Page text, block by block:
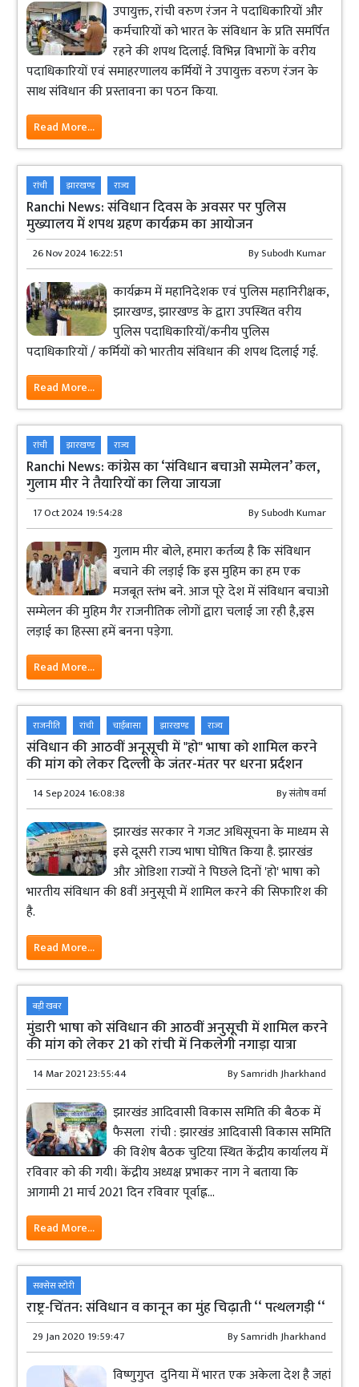
उपायुक्त, रांची वरुण रंजन ने पदाधिकारियों और
कर्मचारियों को भारत के संविधान के प्रति समर्पित
रहने की शपथ दिलाई. विभिन्न विभागों के वरीय
पदाधिकारियों एवं समाहरणालय कर्मियों ने उपायुक्त वरुण रंजन के
साथ संविधान की प्रस्तावना का पठन किया.
Read More...
रांची झारखण्ड राज्य
Ranchi News: संविधान दिवस के अवसर पर पुलिस
मुख्यालय में शपथ ग्रहण कार्यक्रम का आयोजन
26 Nov 2024 16:22:51 BySubodh Kumar
कार्यक्रम में महानिदेशक एवं पुलिस महानिरीक्षक,
झारखण्ड, झारखण्ड के द्वारा उपस्थित वरीय
पुलिस पदाधिकारियों/कनीय पुलिस
पदाधिकारियों / कर्मियों को भारतीय संविधान की शपथ दिलाई गई.
Read More...
रांची झारखण्ड राज्य
Ranchi News: कांग्रेस का ‘संविधान बचाओ सम्मेलन’ कल,
गुलाम मीर ने तैयारियों का लिया जायजा
17 Oct 2024 19:54:28 BySubodh Kumar
गुलाम मीर बोले, हमारा कर्तव्य है कि संविधान
बचाने की लड़ाई कि इस मुहिम का हम एक
मजबूत स्तंभ बने. आज पूरे देश में संविधान बचाओ
सम्मेलन की मुहिम गैर राजनीतिक लोगों द्वारा चलाई जा रही है,इस
लड़ाई का हिस्सा हमें बनना पड़ेगा.
Read More...
राजनीति रांची चाईबासा झारखण्ड राज्य
संविधान की आठवीं अनूसूची में "हो" भाषा को शामिल करने
की मांग को लेकर दिल्ली के जंतर-मंतर पर धरना प्रर्दशन
14 Sep 2024 16:08:38 Byसंतोष वर्मा
झारखंड सरकार ने गजट अधिसूचना के माध्यम से
इसे दूसरी राज्य भाषा घोषित किया है. झारखंड
और ओडिशा राज्यों ने पिछले दिनों 'हो' भाषा को
भारतीय संविधान की 8वीं अनुसूची में शामिल करने की सिफारिश की
है.
Read More...
बड़ी खबर
मुंडारी भाषा को संविधान की आठवीं अनुसूची में शामिल करने
की मांग को लेकर 21 को रांची में निकलेगी नगाड़ा यात्रा
14 Mar 2021 23:55:44 BySamridh Jharkhand
झारखंड आदिवासी विकास समिति की बैठक में
फैसला रांची : झारखंड आदिवासी विकास समिति
की विशेष बैठक चुटिया स्थित केंद्रीय कार्यालय में
रविवार को की गयी। केंद्रीय अध्यक्ष प्रभाकर नाग ने बताया कि
आगामी 21 मार्च 2021 दिन रविवार पूर्वाह्न...
Read More...
सक्सेस स्टोरी
राष्ट्र-चिंतन: संविधान व कानून का मुंह चिढ़ाती ‘‘ पत्थलगड़ी ‘‘
29 Jan 2020 19:59:47 BySamridh Jharkhand
विष्णुगुप्त दुनिया में भारत एक अकेला देश है जहां